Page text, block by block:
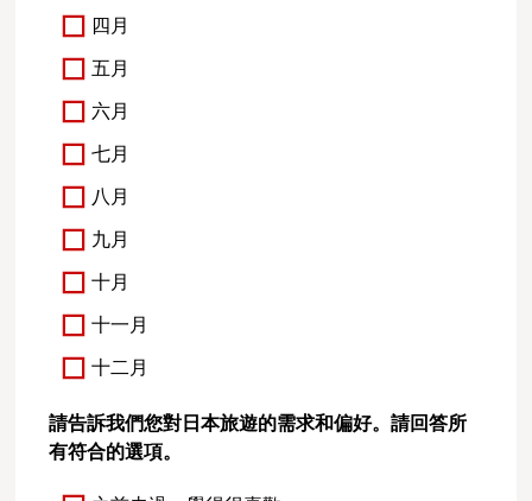
四月
五月
六月
七月
八月
九月
十月
十一月
十二月
請告訴我們您對日本旅遊的需求和偏好。請回答所
有符合的選項。